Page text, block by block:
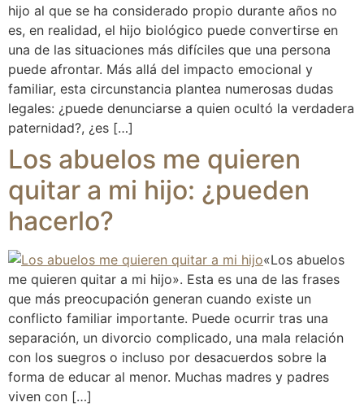
hijo al que se ha considerado propio durante años no
es, en realidad, el hijo biológico puede convertirse en
una de las situaciones más difíciles que una persona
puede afrontar. Más allá del impacto emocional y
familiar, esta circunstancia plantea numerosas dudas
legales: ¿puede denunciarse a quien ocultó la verdadera
paternidad?, ¿es […]
Los abuelos me quieren
quitar a mi hijo: ¿pueden
hacerlo?
«Los abuelos
me quieren quitar a mi hijo». Esta es una de las frases
que más preocupación generan cuando existe un
conflicto familiar importante. Puede ocurrir tras una
separación, un divorcio complicado, una mala relación
con los suegros o incluso por desacuerdos sobre la
forma de educar al menor. Muchas madres y padres
viven con […]